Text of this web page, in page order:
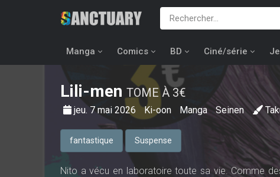
Manga Comics BD Ciné/série
Lili-men TOME À 3€
jeu. 7 mai 2026 Ki-oon Manga Seinen
fantastique Suspense
Nito a vécu en laboratoire toute sa vie. Comme